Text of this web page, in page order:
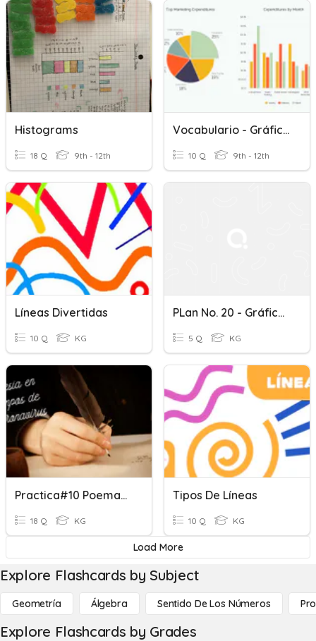
Histograms
18 Q 9th - 12th
Vocabulario - Gráficos Y Barras
10 Q 9th - 12th
Líneas Divertidas
10 Q KG
PLan No. 20 - Gráficos Lineales Y De Barras
5 Q KG
Practica#10 Poemas Gráficos 2DO
18 Q KG
Tipos De Líneas
10 Q KG
Load More
Explore Flashcards by Subject
Geometría Álgebra Sentido De Los Números
Explore Flashcards by Grades